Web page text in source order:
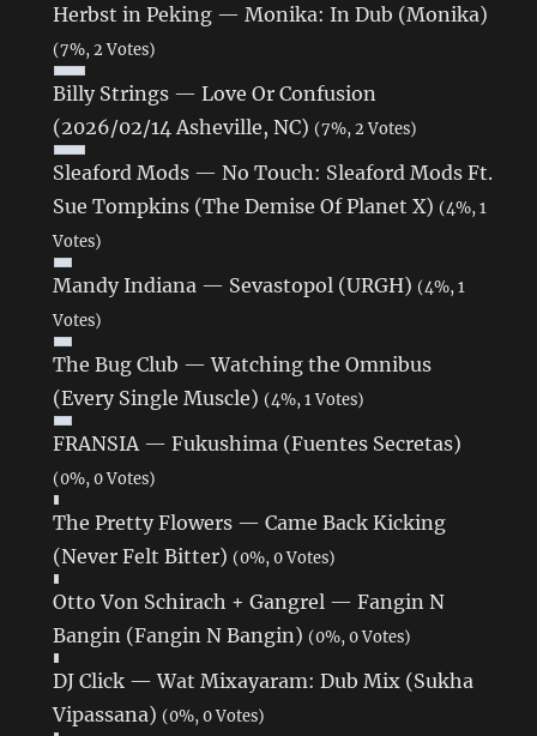
Herbst in Peking — Monika: In Dub (Monika)
(7%, 2 Votes)
Billy Strings — Love Or Confusion
(2026/02/14 Asheville, NC) (7%, 2 Votes)
Sleaford Mods — No Touch: Sleaford Mods Ft.
Sue Tompkins (The Demise Of Planet X) (4%, 1
Votes)
Mandy Indiana — Sevastopol (URGH) (4%, 1
Votes)
The Bug Club — Watching the Omnibus
(Every Single Muscle) (4%, 1 Votes)
FRANSIA — Fukushima (Fuentes Secretas)
(0%, 0 Votes)
The Pretty Flowers — Came Back Kicking
(Never Felt Bitter) (0%, 0 Votes)
Otto Von Schirach + Gangrel — Fangin N
Bangin (Fangin N Bangin) (0%, 0 Votes)
DJ Click — Wat Mixayaram: Dub Mix (Sukha
Vipassana) (0%, 0 Votes)